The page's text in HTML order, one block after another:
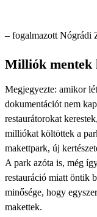
– fogalmazott Nógrádi
Milliók mentek
Megjegyezte: amikor
dokumentációt nem
restaurátorokat
milliókat költöttek a
makettpark, új
A park azóta is, még
restauráció miatt öntik
minősége, hogy
makettek.